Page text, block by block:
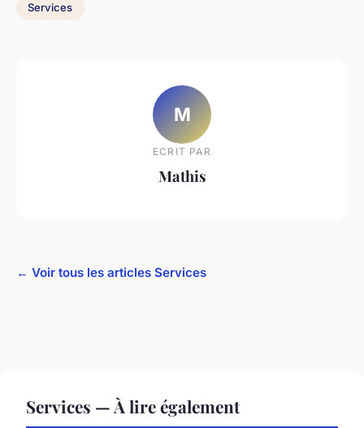
Services
M
ECRIT PAR
Mathis
← Voir tous les articles Services
Services — À lire également